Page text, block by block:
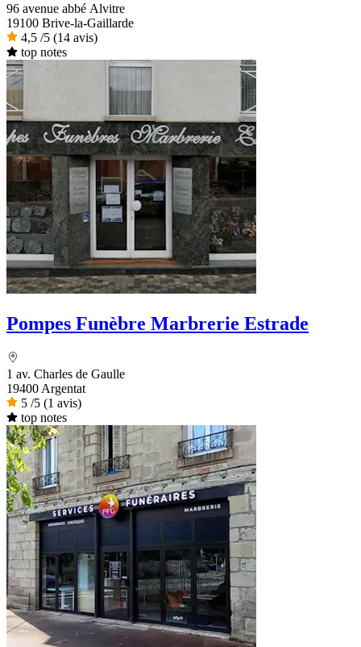
96 avenue abbé Alvitre
19100 Brive-la-Gaillarde
4,5 /5 (14 avis)
top notes
Pompes Funèbre Marbrerie Estrade
1 av. Charles de Gaulle
19400 Argentat
5 /5 (1 avis)
top notes